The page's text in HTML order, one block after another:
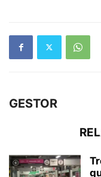
GESTOR